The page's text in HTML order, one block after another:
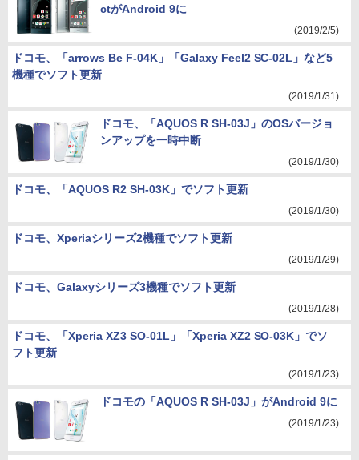
ctがAndroid 9に
(2019/2/5)
ドコモ、「arrows Be F-04K」「Galaxy Feel2 SC-02L」など5
機種でソフト更新
(2019/1/31)
ドコモ、「AQUOS R SH-03J」のOSバージョ
ンアップを一時中断
(2019/1/30)
ドコモ、「AQUOS R2 SH-03K」でソフト更新
(2019/1/30)
ドコモ、Xperiaシリーズ2機種でソフト更新
(2019/1/29)
ドコモ、Galaxyシリーズ3機種でソフト更新
(2019/1/28)
ドコモ、「Xperia XZ3 SO-01L」「Xperia XZ2 SO-03K」でソ
フト更新
(2019/1/23)
ドコモの「AQUOS R SH-03J」がAndroid 9に
(2019/1/23)